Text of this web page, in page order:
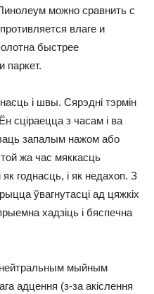
можно сравнить с
влаге и
быстрее
паркет.
і швы. Сярэдні тэрмін
сціраецца з часам і ва
запалым нажом або
жа час мяккасць
годнасць, і як недахоп. З
ўвагнутасці ад цяжкіх
хадзіць і бяспечна
нейтральным мыйным
адцення (з-за акіслення